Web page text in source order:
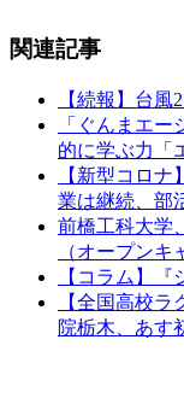
関連記事
【続報】台風
「ぐんまエ
的に学ぶ力「
【新型コロ
業は継続、部
前橋工科大学
（オープンキ
【コラム】『
【全国高校
院栃木、あす